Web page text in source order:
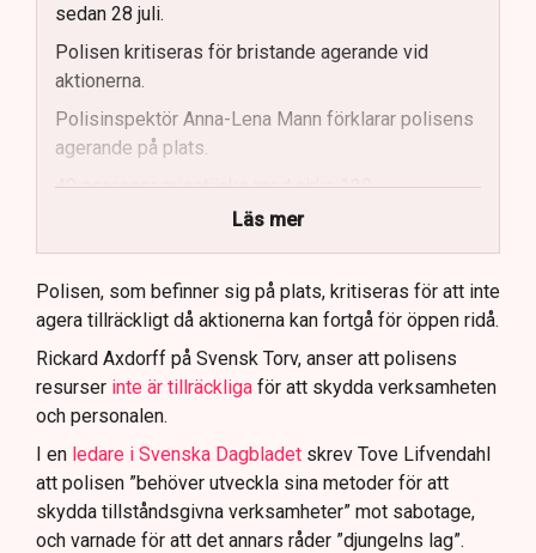
sedan 28 juli.
Polisen kritiseras för bristande agerande vid
aktionerna.
Polisinspektör Anna-Lena Mann förklarar polisens
agerande på plats.
40 personer misstänks med cirka 120
brottsmisstankar kopplade.
Polisen använder drönare och uniformerad polis
för att dokumentera bevis.
Samtidigt är polisarbetet komplext när det gäller
att navigera juridiska rättigheter och gränser.
Läs mer
Polisen, som befinner sig på plats, kritiseras för att inte
agera tillräckligt då aktionerna kan fortgå för öppen ridå.
Rickard Axdorff på Svensk Torv, anser att polisens
resurser inte är tillräckliga för att skydda verksamheten
och personalen.
I en ledare i Svenska Dagbladet skrev Tove Lifvendahl
att polisen ”behöver utveckla sina metoder för att
skydda tillståndsgivna verksamheter” mot sabotage,
och varnade för att det annars råder ”djungelns lag”.